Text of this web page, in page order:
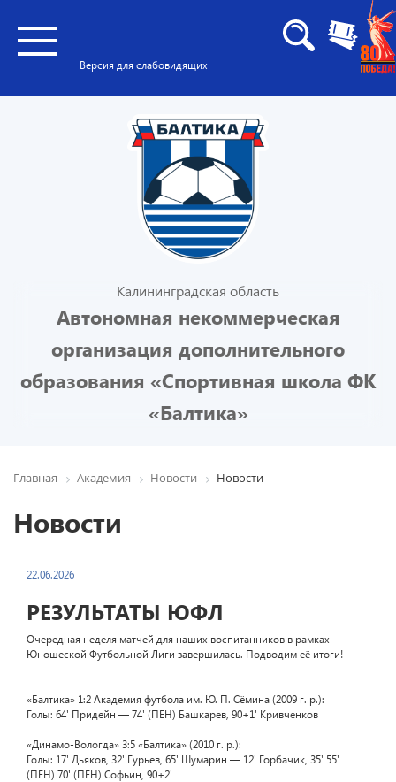
Версия для слабовидящих
Калининградская область
Автономная некоммерческая
организация дополнительного
образования «Спортивная школа ФК
«Балтика»
Главная Академия Новости Новости
Новости
22.06.2026
РЕЗУЛЬТАТЫ ЮФЛ
Очередная неделя матчей для наших воспитанников в рамках
Юношеской Футбольной Лиги завершилась. Подводим её итоги!
«Балтика» 1:2 Академия футбола им. Ю. П. Сёмина (2009 г. р.):
Голы: 64' Придейн — 74' (ПЕН) Башкарев, 90+1' Кривченков
«Динамо-Вологда» 3:5 «Балтика» (2010 г. р.):
Голы: 17' Дьяков, 32' Гурьев, 65' Шумарин — 12' Горбачик, 35' 55'
(ПЕН) 70' (ПЕН) Софьин, 90+2'